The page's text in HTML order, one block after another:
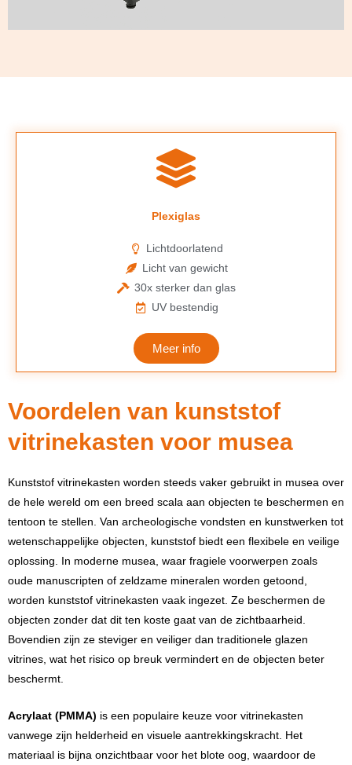
Plexiglas
Lichtdoorlatend
Licht van gewicht
30x sterker dan glas
UV bestendig
Meer info
Voordelen van kunststof
vitrinekasten voor musea
Kunststof vitrinekasten worden steeds vaker gebruikt in musea over
de hele wereld om een breed scala aan objecten te beschermen en
tentoon te stellen. Van archeologische vondsten en kunstwerken tot
wetenschappelijke objecten, kunststof biedt een flexibele en veilige
oplossing. In moderne musea, waar fragiele voorwerpen zoals
oude manuscripten of zeldzame mineralen worden getoond,
worden kunststof vitrinekasten vaak ingezet. Ze beschermen de
objecten zonder dat dit ten koste gaat van de zichtbaarheid.
Bovendien zijn ze steviger en veiliger dan traditionele glazen
vitrines, wat het risico op breuk vermindert en de objecten beter
beschermt.
Acrylaat (PMMA) is een populaire keuze voor vitrinekasten
vanwege zijn helderheid en visuele aantrekkingskracht. Het
materiaal is bijna onzichtbaar voor het blote oog, waardoor de